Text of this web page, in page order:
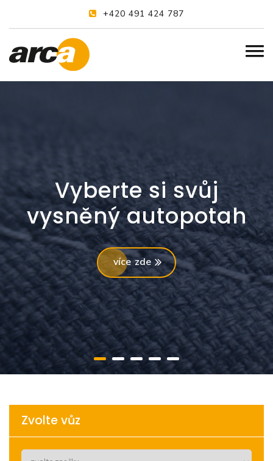
+420 491 424 787
Vyberte si svůj
vysněný autopotah
více zde
Zvolte vůz